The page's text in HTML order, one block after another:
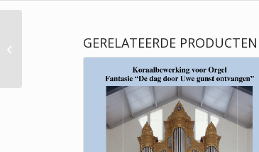
GERELATEERDE PRODUCTEN
Evert van de Veen –
Koraalbewerkingen